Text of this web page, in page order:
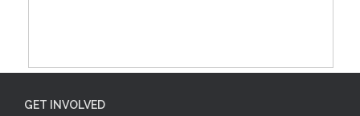
GET INVOLVED